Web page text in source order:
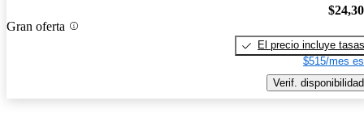
Gran oferta
El precio incluye tasas
$515/mes
Verif. disponibilidad